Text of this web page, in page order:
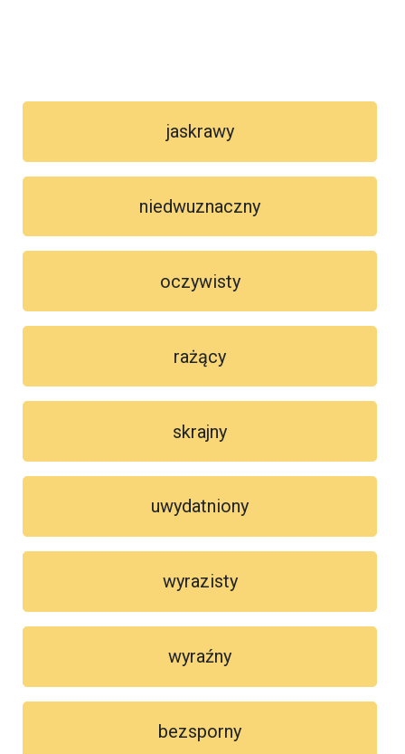
jaskrawy
niedwuznaczny
oczywisty
rażący
skrajny
uwydatniony
wyrazisty
wyraźny
bezsporny